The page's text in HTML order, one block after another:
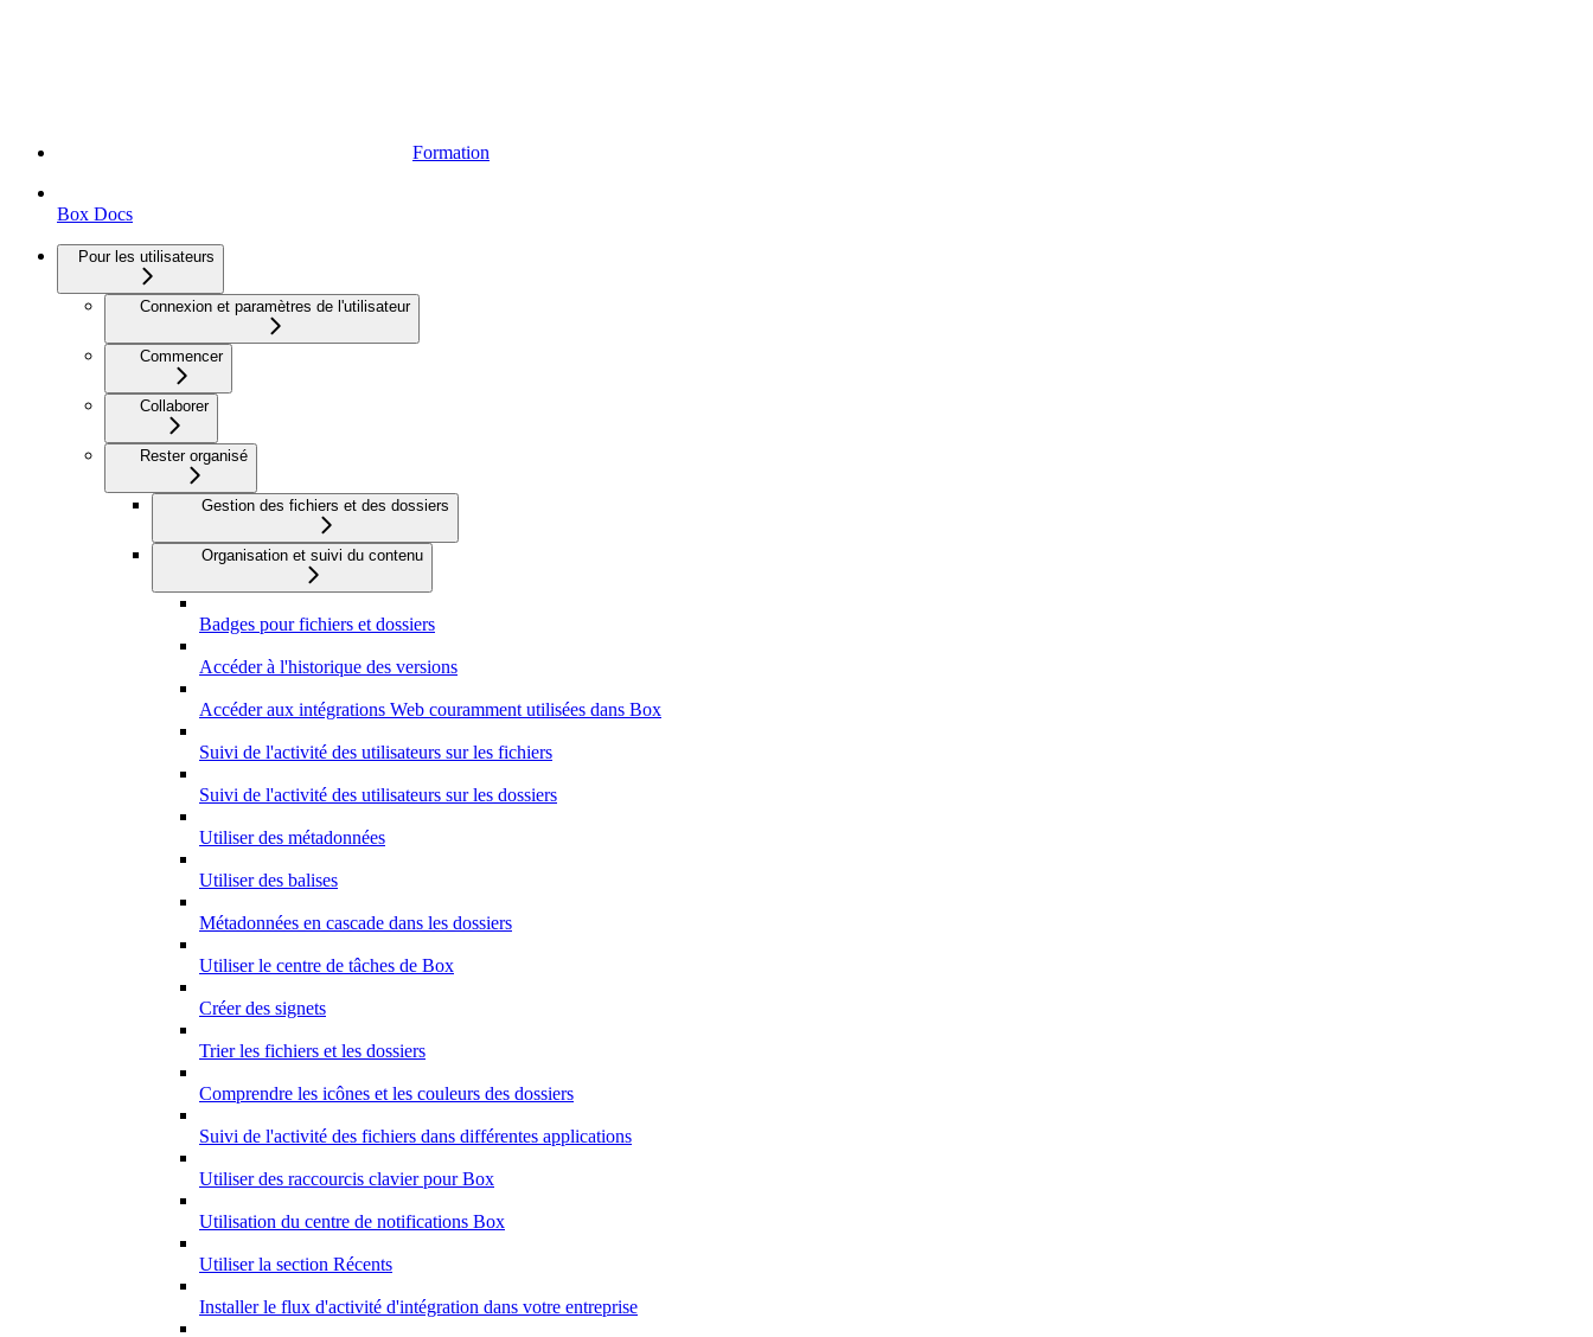
Formation
Box Docs
Pour les utilisateurs
Connexion et paramètres de l'utilisateur
Commencer
Collaborer
Rester organisé
Gestion des fichiers et des dossiers
Organisation et suivi du contenu
Badges pour fichiers et dossiers
Accéder à l'historique des versions
Accéder aux intégrations Web couramment utilisées dans Box
Suivi de l'activité des utilisateurs sur les fichiers
Suivi de l'activité des utilisateurs sur les dossiers
Utiliser des métadonnées
Utiliser des balises
Métadonnées en cascade dans les dossiers
Utiliser le centre de tâches de Box
Créer des signets
Trier les fichiers et les dossiers
Comprendre les icônes et les couleurs des dossiers
Suivi de l'activité des fichiers dans différentes applications
Utiliser des raccourcis clavier pour Box
Utilisation du centre de notifications Box
Utiliser la section Récents
Installer le flux d'activité d'intégration dans votre entreprise